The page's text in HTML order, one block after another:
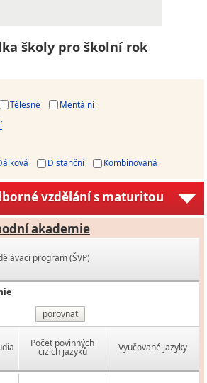
školy pro školní rok
Tělesné
Mentální
Distanční Kombinovaná
vzdělání s maturitou
akademie
program (ŠVP)
porovnat
Počet povinných
cizích jazyků Vyučované jazyky